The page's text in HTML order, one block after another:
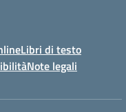
Libri di testo
Note legali